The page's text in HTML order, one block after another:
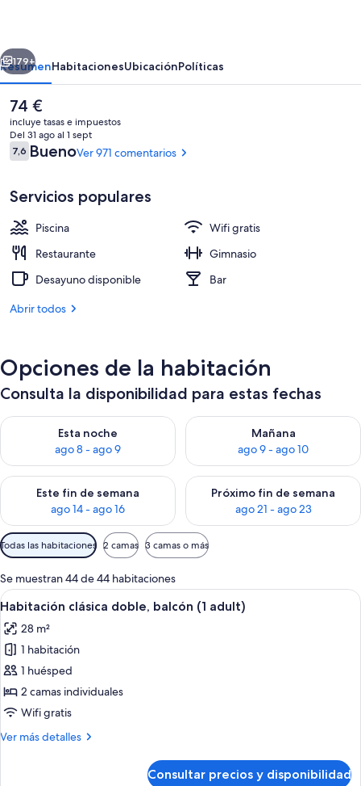
Vistas desde el alojamiento
Siguiente
179+
ResumenHabitacionesUbicaciónPolíticas
El
precio
actual
es
de
74 €
incluye tasas e impuestos
Del 31 ago al 1 sept
Comentarios
7,67,6 de 10
BuenoVer 971 comentarios
Servicios populares
Piscina
Wifi gratis
Restaurante
Gimnasio
Desayuno disponible
Bar
Abrir todos
Opciones de la habitación
Consulta la disponibilidad para estas fechas
Esta noche
ago 8 - ago 9
Consulta la disponibilidad para esta noche, ago 8 - ago 9
Mañana
ago 9 - ago 10
Consulta la disponibilidad
Este fin de semana
ago 14 - ago 16
Consulta la disponibilidad para este fin de semana, ago 14 -
Próximo fin de semana
ago 21 - ago 23
Consulta la disponibilidad
Filtros
disponibles
para
las
habitaciones
Todas las habitaciones 2 camas 3 camas o más
Se muestran 44 de 44 habitaciones
Abrir
todas
las
fotos
de
Habitación
clásica
balcón
Caja fuerte, wifi gratis, ropa de cama
7
Habitación clásica doble, balcón (1 adult)
28 m²
1 habitación
1 huésped
2 camas individuales
Wifi gratis
Ver más detalles
Más
Consultar precios y disponibilidad